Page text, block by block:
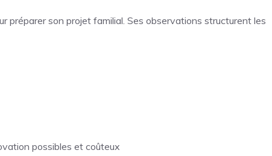
préparer son projet familial. Ses observations structurent les
possibles et coûteux